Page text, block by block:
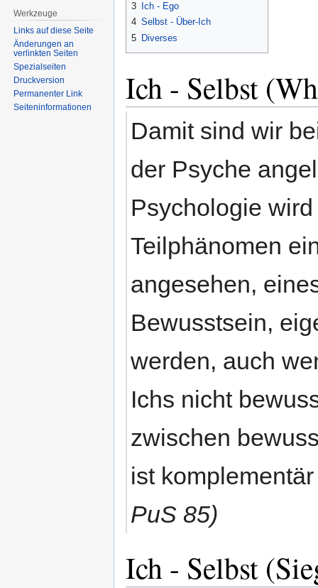
3
Ich - Ego
4 Selbst - Über-Ich
5 Diverses
Ich - Selbst
Damit sind wir
der Psyche
Psychologie
Teilphänomen
angesehen,
Bewusstsein,
werden, auch
Ichs nicht
zwischen
ist
PuS 85)
Ich - Selbst
Werkzeuge
Links auf diese Seite
Änderungen an
verlinkten Seiten
Spezialseiten
Druckversion
Permanenter Link
Seiten­informationen